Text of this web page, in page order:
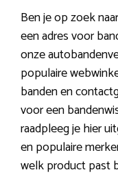
Ben je op zoek
een adres voor
onze
populaire
banden en
voor een
raadpleeg je hier
en populaire
welk product past